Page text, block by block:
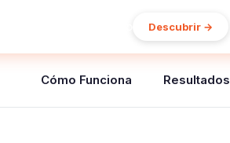
Descubrir →
Cómo Funciona Resultados